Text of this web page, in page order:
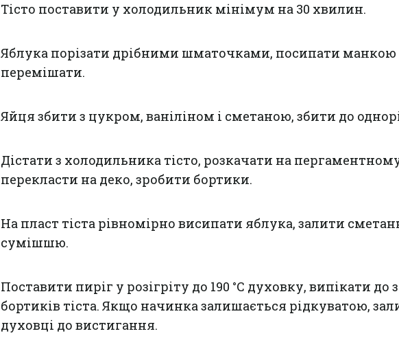
Тісто поставити у холодильник мінімум на 30 хвилин.
Яблука порізати дрібними шматочками, посипати
перемішати.
Яйця збити з цукром, ваніліном і сметаною, збити до
Дістати з холодильника тісто, розкачати на
перекласти на деко, зробити бортики.
На пласт тіста рівномірно висипати яблука, залити
сумішшю.
Поставити пиріг у розігріту до 190 °С духовку, випікати до
бортиків тіста. Якщо начинка залишається рідкуватою,
духовці до вистигання.